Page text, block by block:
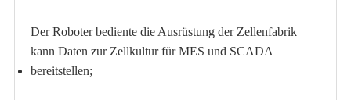
Der Roboter bediente die Ausrüstung der Zellenfabrik
kann Daten zur Zellkultur für MES und SCADA
bereitstellen;